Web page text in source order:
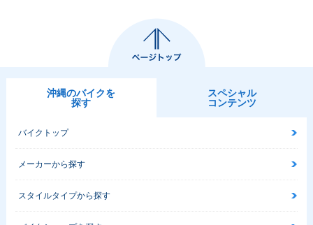
沖縄のバイクを
探す
スペシャル
コンテンツ
バイクトップ
メーカーから探す
スタイルタイプから探す